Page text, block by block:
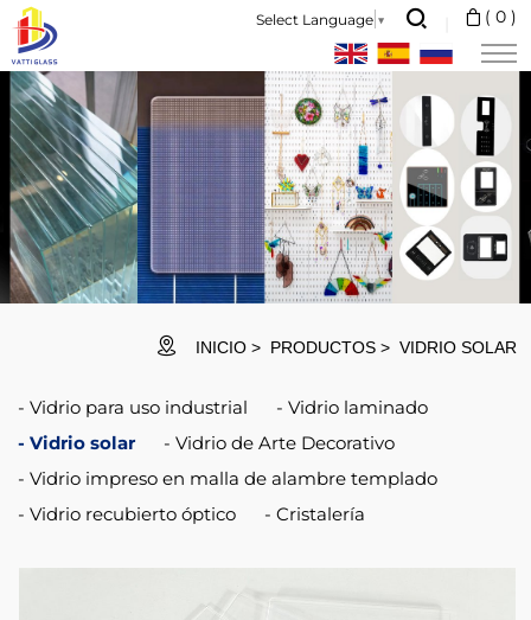
Select Language ▼ ( 0 )
Super
thin
glass
is
widely
used
in
the
precision
instrument
manufacture
INICIO PRODUCTOS VIDRIO SOLAR
Vidrio para uso industrial
Vidrio laminado
Vidrio solar
Vidrio de Arte Decorativo
Vidrio impreso en malla de alambre templado
Vidrio recubierto óptico
Cristalería